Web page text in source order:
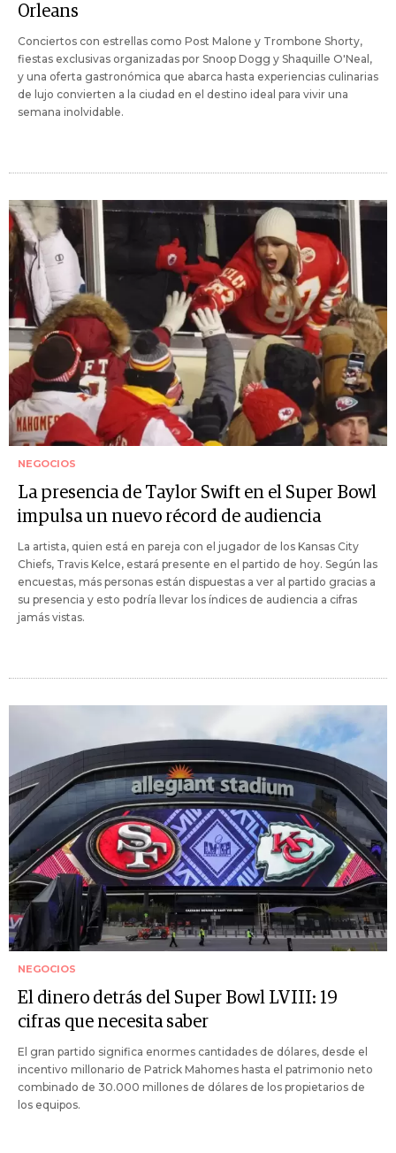
Orleans
Conciertos con estrellas como Post Malone y Trombone Shorty,
fiestas exclusivas organizadas por Snoop Dogg y Shaquille O'Neal,
y una oferta gastronómica que abarca hasta experiencias culinarias
de lujo convierten a la ciudad en el destino ideal para vivir una
semana inolvidable.
NEGOCIOS
La presencia de Taylor Swift en el Super Bowl
impulsa un nuevo récord de audiencia
La artista, quien está en pareja con el jugador de los Kansas City
Chiefs, Travis Kelce, estará presente en el partido de hoy. Según las
encuestas, más personas están dispuestas a ver al partido gracias a
su presencia y esto podría llevar los índices de audiencia a cifras
jamás vistas.
NEGOCIOS
El dinero detrás del Super Bowl LVIII: 19
cifras que necesita saber
El gran partido significa enormes cantidades de dólares, desde el
incentivo millonario de Patrick Mahomes hasta el patrimonio neto
combinado de 30.000 millones de dólares de los propietarios de
los equipos.